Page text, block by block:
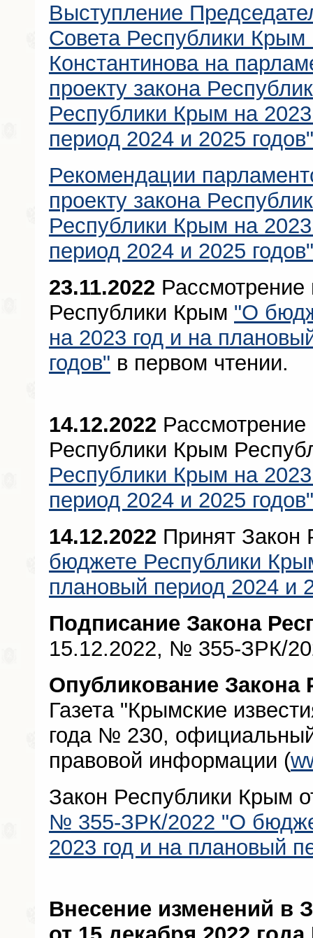
Выступление
Совета Республики
Константинова на
проекту закона
Республики Крым на
период 2024 и 2025 годов"
Рекомендации
проекту закона
Республики Крым на
период 2024 и 2025 годов"
23.11.2022 Рассмотрение
Республики Крым "О
на 2023 год и на
годов" в первом чтении.
14.12.2022 Рассмотрение
Республики Крым
Республики Крым на
период 2024 и 2025 годов"
14.12.2022 Принят
бюджете Республики
плановый период 2024 и
Подписание Закона
15.12.2022, № 355-ЗРК/
Опубликование
Газета "Крымские
года № 230,
правовой информации (
Закон Республики Крым
№ 355-ЗРК/2022 "О
2023 год и на плановый
Внесение изменений в